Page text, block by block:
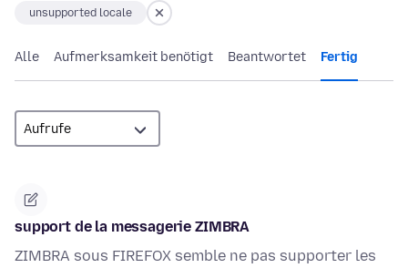
unsupported locale
Alle Aufmerksamkeit benötigt Beantwortet Fertig
support de la messagerie ZIMBRA
ZIMBRA sous FIREFOX semble ne pas supporter les